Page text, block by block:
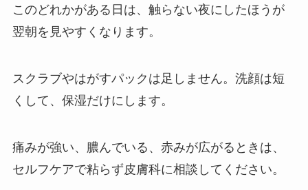
このどれかがある日は、触らない夜にしたほうが
翌朝を見やすくなります。
スクラブやはがすパックは足しません。洗顔は短
くして、保湿だけにします。
痛みが強い、膿んでいる、赤みが広がるときは、
セルフケアで粘らず皮膚科に相談してください。